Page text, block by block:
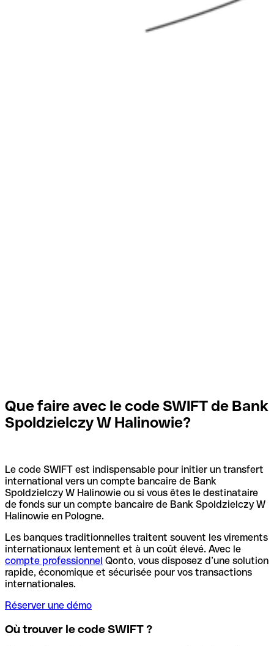
Que faire avec le code SWIFT de Bank
Spoldzielczy W Halinowie?
Le code SWIFT est indispensable pour initier un transfert
international vers un compte bancaire de Bank
Spoldzielczy W Halinowie ou si vous êtes le destinataire
de fonds sur un compte bancaire de Bank Spoldzielczy W
Halinowie en Pologne.
Les banques traditionnelles traitent souvent les virements
internationaux lentement et à un coût élevé. Avec le
compte professionnel Qonto, vous disposez d’une solution
rapide, économique et sécurisée pour vos transactions
internationales.
Réserver une démo
Où trouver le code SWIFT ?